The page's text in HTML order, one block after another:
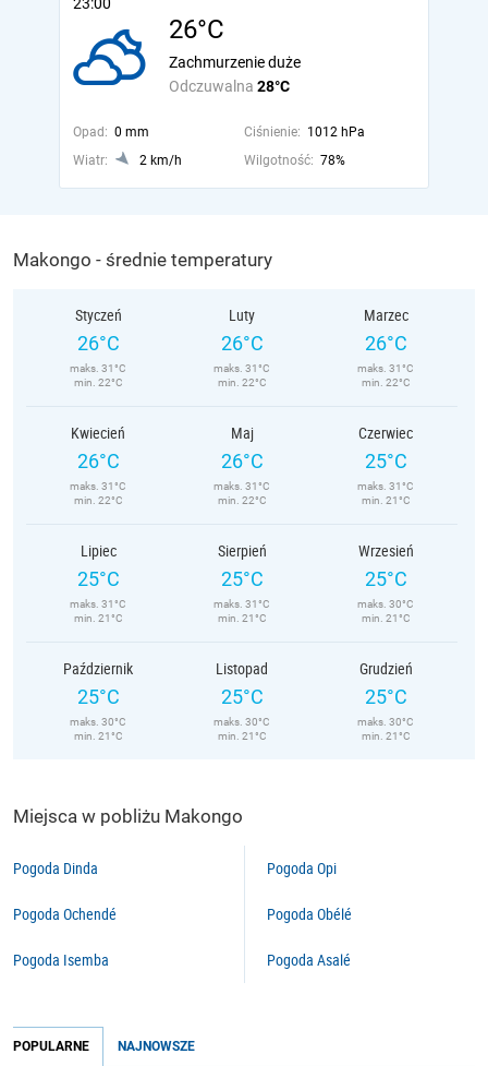
26°C
Odczuwalna 28°C
Zachmurzenie duże
Opad: 0 mm Ciśnienie: 1012 hPa
Wiatr:
2 km/h Wilgotność: 78%
Makongo - średnie temperatury
Styczeń
26°C
maks. 31°C
min. 22°C
Luty
26°C
maks. 31°C
min. 22°C
Marzec
26°C
maks. 31°C
min. 22°C
Kwiecień
26°C
maks. 31°C
min. 22°C
Maj
26°C
maks. 31°C
min. 22°C
Czerwiec
25°C
maks. 31°C
min. 21°C
Lipiec
25°C
maks. 31°C
min. 21°C
Sierpień
25°C
maks. 31°C
min. 21°C
Wrzesień
25°C
maks. 30°C
min. 21°C
Październik
25°C
maks. 30°C
min. 21°C
Listopad
25°C
maks. 30°C
min. 21°C
Grudzień
25°C
maks. 30°C
min. 21°C
Miejsca w pobliżu Makongo
Pogoda Dinda
Pogoda Ochendé
Pogoda Isemba
Pogoda Opi
Pogoda Obélé
Pogoda Asalé
POPULARNE NAJNOWSZE